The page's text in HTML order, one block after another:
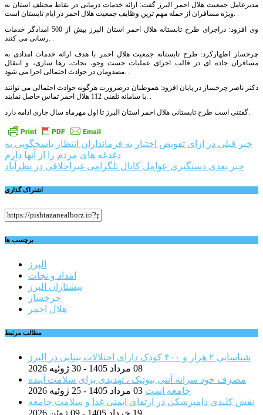
مدیرعامل جمعیت هلال احمر البرز گفت: ارائه خدمات درمانی در نقاط مختلف استان به
ویژه مسافران از جمله مهم ترین وظایف جمعیت هلال احمر در ایام تابستان است. .
وی افزود: دراجرای طرح تابستانه هلال احمر استان البرز بیش از 500 امدادگر خدمات
رسانی می کنند. .
چرخساز اظهارکرد: طرح تابستانه جمعیت هلال احمر با هدف ارائه خدمات امدادی به
مسافران جاده ای در قالب اجرای عملیات جست وجو، نجات، رها سازی، و انتقال
مصدومان در حوادث احتمالی اجرا می شود. .
دکتر ناصر چرخساز در پایان افزود: هموطنان درضرورت هرگونه حوادث احتمالی می توانند
با سامانه تلفنی 112 هلال احمر تماس حاصل نمایند. .
گفتنی است طرح تابستانی هلال احمر استان البرز تا اول مهرماه سال جاری ادامه دارد.
راهبری
نوشته
خبر قبلی در ازای تفویض اختیار به فرمانداران انتظار پاسخگویی به
دغدغه های مردم را از آنها دارم
خبر بعدی دستگیری عوامل کانال تلگرامی غیراخلاقی در نظرآباد
اشتراک گذاری
برچسب ها
البرز
امداد و نجات
پیشتازان البرز
چرخساز
هلال احمر
مطالب مرتبط
شناسایی ۲ هزار و ۴۰۰ کودک دارای اختلالات بینایی در البرز
08 مرداد 1405 - 30 ژوئیه 2026
مصرف خود سرانه آنتی بیوتیک ، تهدیدی برای سلامت آینده
جامعه است 03 مرداد 1405 - 25 ژوئیه 2026
نقش کلیدی دامپزشکی در ارتقای ایمنی غذا و سلامت جامعه
19 خرداد 1405 - 09 ژوئن 2026